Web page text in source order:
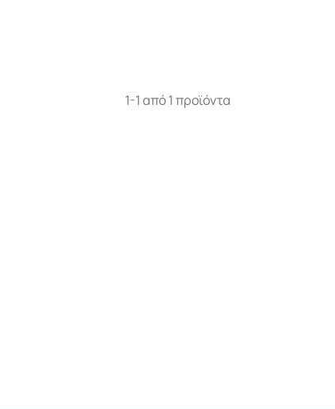
1-1 από 1 προϊόντα